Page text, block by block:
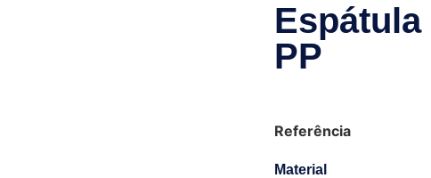
PP
Referência
Material